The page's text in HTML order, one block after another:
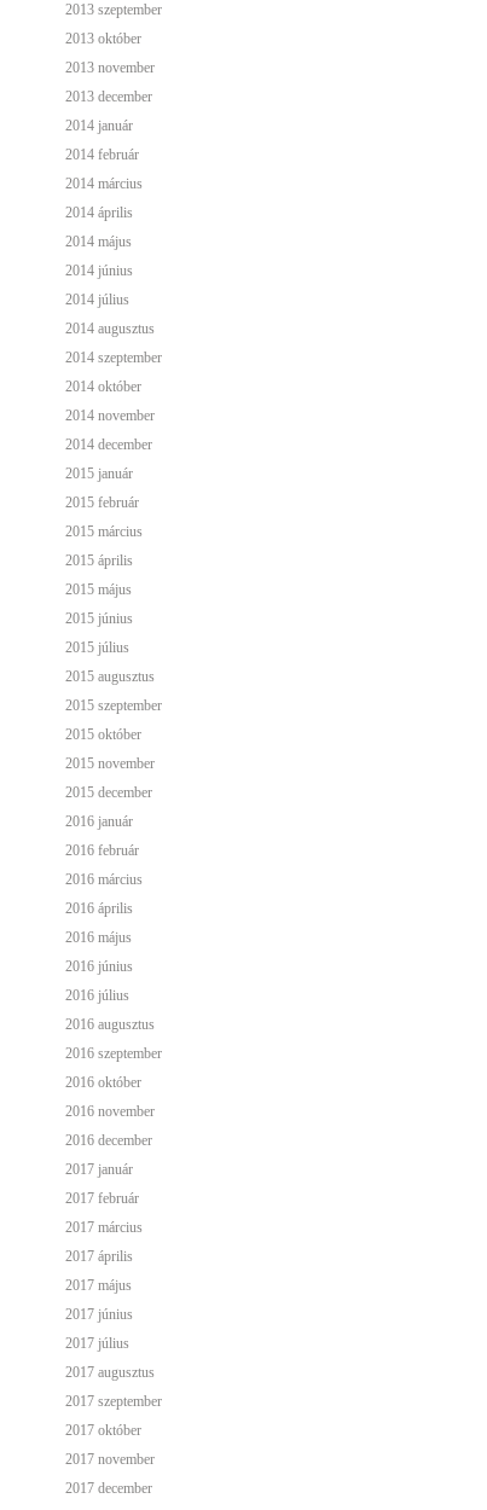
2013 szeptember
2013 október
2013 november
2013 december
2014 január
2014 február
2014 március
2014 április
2014 május
2014 június
2014 július
2014 augusztus
2014 szeptember
2014 október
2014 november
2014 december
2015 január
2015 február
2015 március
2015 április
2015 május
2015 június
2015 július
2015 augusztus
2015 szeptember
2015 október
2015 november
2015 december
2016 január
2016 február
2016 március
2016 április
2016 május
2016 június
2016 július
2016 augusztus
2016 szeptember
2016 október
2016 november
2016 december
2017 január
2017 február
2017 március
2017 április
2017 május
2017 június
2017 július
2017 augusztus
2017 szeptember
2017 október
2017 november
2017 december